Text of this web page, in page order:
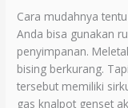
Cara mudahnya
Anda bisa gunakan
penyimpanan.
bising berkurang.
tersebut memiliki
gas knalpot genset